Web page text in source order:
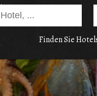
Finden Sie